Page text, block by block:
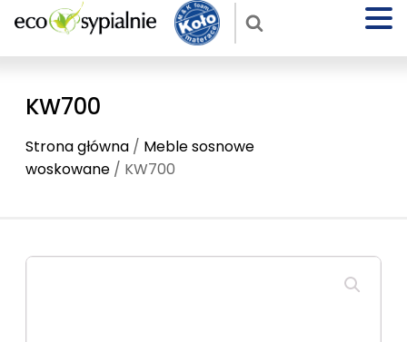
KW700
Strona główna / Meble sosnowe
woskowane / KW700